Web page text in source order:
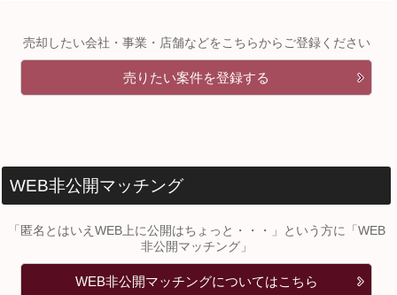
売却したい会社・事業・店舗などをこちらからご登録ください
売りたい案件を登録する
WEB非公開マッチング
「匿名とはいえWEB上に公開はちょっと・・・」という方に「WEB
非公開マッチング」
WEB非公開マッチングについてはこちら